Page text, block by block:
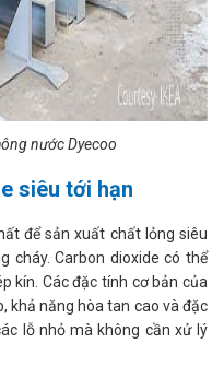
nước Dyecoo
siêu tới hạn
để sản xuất chất lỏng siêu
cháy. Carbon dioxide có thể
kín. Các đặc tính cơ bản của
khả năng hòa tan cao và đặc
lỗ nhỏ mà không cần xử lý